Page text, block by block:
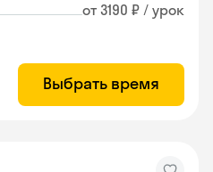
от 3190 ₽ / урок
Выбрать время